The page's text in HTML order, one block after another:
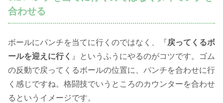
合わせる
ボールにパンチを当てに行くのではなく、『戻ってくるボ
ールを迎えに行く 』というふうにやるのがコツです。ゴム
の反動で戻ってくるボールの位置に、パンチを合わせに行
く感じですね。格闘技でいうところのカウンターを合わせ
るというイメージです。